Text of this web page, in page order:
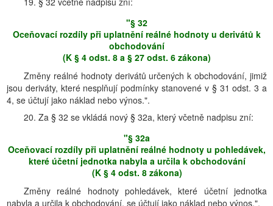
"§ 32
Oceňovací rozdíly při uplatnění reálné hodnoty u derivátů k
obchodování
(K § 4 odst. 8 a § 27 odst. 6 zákona)
Změny reálné hodnoty derivátů určených k obchodování, jimiž
jsou deriváty, které nesplňují podmínky stanovené v § 31 odst. 3 a
4, se účtují jako náklad nebo výnos.".
20. Za § 32 se vkládá nový § 32a, který včetně nadpisu zní:
"§ 32a
Oceňovací rozdíly při uplatnění reálné hodnoty u pohledávek,
které účetní jednotka nabyla a určila k obchodování
(K § 4 odst. 8 zákona)
Změny reálné hodnoty pohledávek, které účetní jednotka
nabyla a určila k obchodování, se účtují jako náklad nebo výnos.".